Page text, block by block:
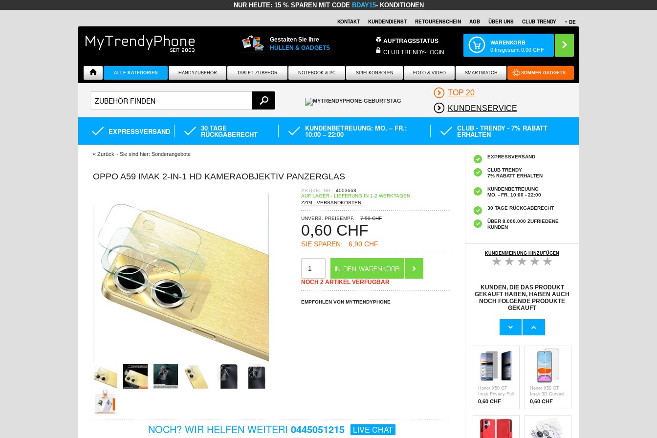
NUR HEUTE: 15 % SPAREN MIT CODE BDAY15- KONDITIONEN
DE
KONTAKT KUNDENDIENST RETOURENSCHEIN AGB ÜBER UNS CLUB TRENDY
Gestalten Sie Ihre
HÜLLEN & GADGETS
AUFTRAGSSTATUS
CLUB TRENDY-LOGIN
WARENKORB
0 Insgesamt0,00CHF
ALLE KATEGORIEN HANDYZUBEHÖR TABLET ZUBEHÖR NOTEBOOK & PC SPIELKONSOLEN FOTO & VIDEO SMARTWATCH SOMMER GADGETS
TOP 20
KUNDENSERVICE
EXPRESSVERSAND 30 TAGE
RÜCKGABERECHT
KUNDENBETREUUNG: MO. – FR.:
10:00 – 22:00
CLUB - TRENDY - 7% RABATT
ERHALTEN
« Zurück - Sie sind hier: Sonderangebote
OPPO A59 IMAK 2-IN-1 HD KAMERAOBJEKTIV PANZERGLAS
ARTIKEL-NR.: 4003668
AUF LAGER - LIEFERUNG IN 1-2 WERKTAGEN
ZZGL. VERSANDKOSTEN
UNVERB. PREISEMPF.: 7,50 CHF
0,60 CHF
SIE SPAREN: 6,90 CHF
NOCH 2 ARTIKEL VERFÜGBAR
EMPFOHLEN VON MYTRENDYPHONE
NOCH? WIR HELFEN WEITERI 0445051215 LIVE CHAT
EXPRESSVERSAND
CLUB TRENDY
7% RABATT ERHALTEN
KUNDENBETREUUNG
MO. - FR. 10:00 - 22:00
30 TAGE RÜCKGABERECHT
ÜBER 8.000.000 ZUFRIEDENE
KUNDEN
KUNDENMEINUNG HINZUFÜGEN
KUNDEN, DIE DAS PRODUKT
GEKAUFT HABEN, HABEN AUCH
NOCH FOLGENDE PRODUKTE
GEKAUFT
8 Stk. Runde
Transparent
Xiaomi Mi Band
Silikonband
7,50 CHF
Honor X50 GT
Imak Privacy Full
Cover
Panzerglas
0,60 CHF
Honor X50 GT
Imak 3D Curved
Panzerglas
0,60 CHF